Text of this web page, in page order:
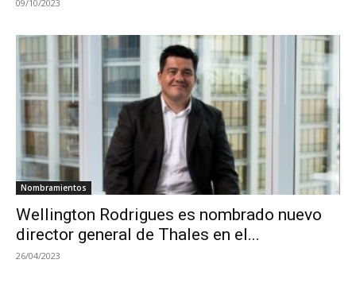
09/10/2023
Nombramientos
Wellington Rodrigues es nombrado nuevo
director general de Thales en el...
26/04/2023